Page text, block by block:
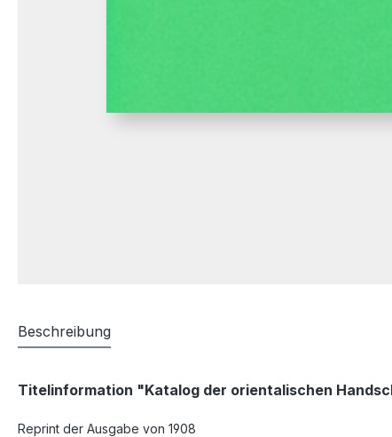
Beschreibung
Titelinformation "Katalog der orientalischen
Reprint der Ausgabe von 1908